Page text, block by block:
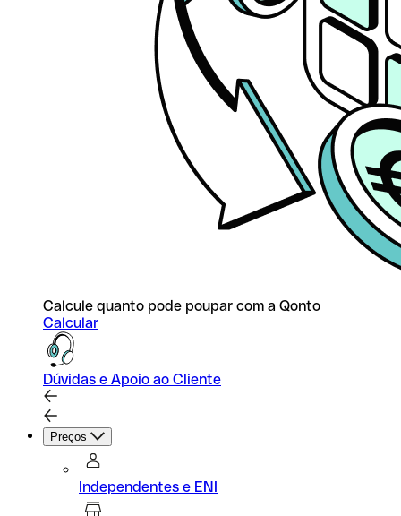
Calcule quanto pode poupar com a Qonto
Calcular
Dúvidas e Apoio ao Cliente
Preços
Independentes e ENI